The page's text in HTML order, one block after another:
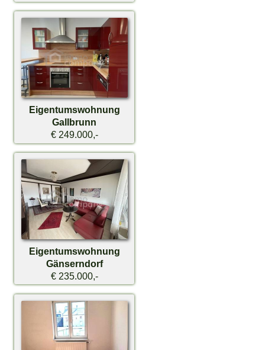
Eigentumswohnung
Gallbrunn
€ 249.000,-
Eigentumswohnung
Gänserndorf
€ 235.000,-